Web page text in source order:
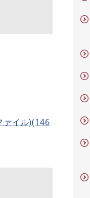
ァイル)(146